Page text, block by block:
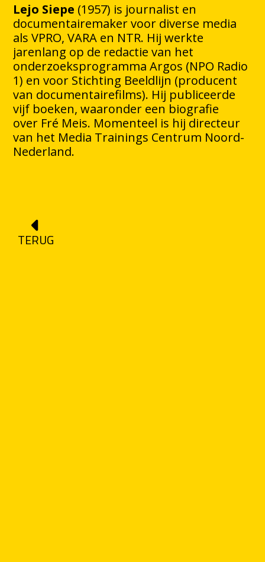
Lejo Siepe (1957) is journalist en
documentairemaker voor diverse media
als VPRO, VARA en NTR. Hij werkte
jarenlang op de redactie van het
onderzoeksprogramma Argos (NPO Radio
1) en voor Stichting Beeldlijn (producent
van documentairefilms). Hij publiceerde
vijf boeken, waaronder een biografie
over Fré Meis. Momenteel is hij directeur
van het Media Trainings Centrum Noord-
Nederland.
TERUG